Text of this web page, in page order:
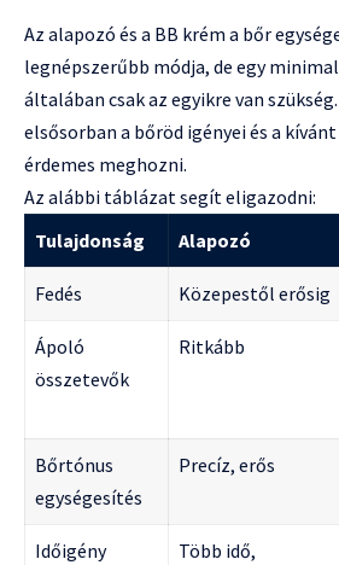
Az alapozó és a BB krém a bőr
legnépszerűbb módja, de egy
általában csak az egyikre van
elsősorban a bőröd igényei és a
érdemes meghozni.
Az alábbi táblázat segít eligazodni:
Tulajdonság
Alapozó
Fedés Közepestől erősig
Ápoló
összetevők
Ritkább
Bőrtónus
egységesítés
Precíz, erős
Időigény
Több idő,